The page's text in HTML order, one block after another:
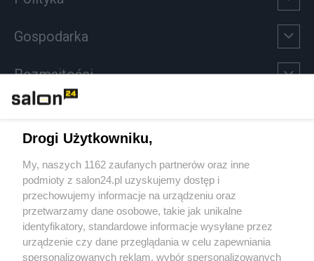
Gospodarka
Rozmaitości
Sport
Społeczeństwo
Kultura
Drogi Użytkowniku,
My, naszych 1162 zaufanych partnerów oraz inne
podmioty z salon24.pl uzyskujemy dostęp i
przechowujemy informacje na urządzeniu oraz
przetwarzamy dane osobowe, takie jak unikalne
identyfikatory, standardowe informacje wysyłane przez
urządzenie czy dane przeglądania w celu zapewniania
spersonalizowanych reklam, wybór spersonalizowanych